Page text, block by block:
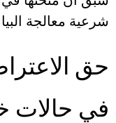
شرعية معالجة
حق
في حالات